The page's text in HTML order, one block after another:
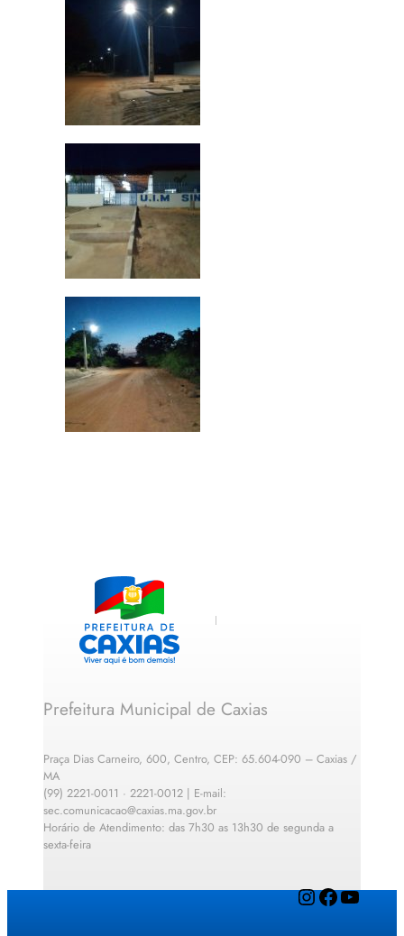
Prefeitura Municipal de Caxias
Praça Dias Carneiro, 600, Centro, CEP: 65.604-090 – Caxias /
MA
(99) 2221-0011 · 2221-0012 | E-mail:
sec.comunicacao@caxias.ma.gov.br
Horário de Atendimento: das 7h30 as 13h30 de segunda a
sexta-feira
InstagramFacebook YouTube